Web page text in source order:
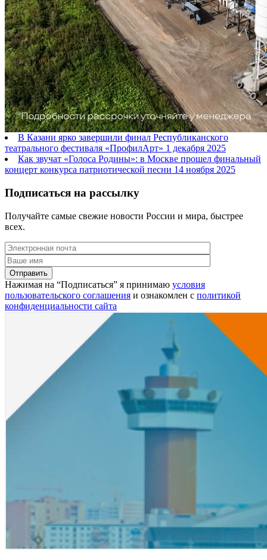
В Казани ярко завершили финал Республиканского
театрального фестиваля «ПрофилАрт» 1 декабря 2025
Как звучат «Голоса Родины»: в Москве прошел финальный
концерт конкурса патриотической песни 14 ноября 2025
Подписаться на рассылку
Получайте самые свежие новости России и мира, быстрее
всех.
Нажимая на “Подписаться” я принимаю условия
пользовательского соглашения и ознакомлен с политикой
конфиденциальности сайта